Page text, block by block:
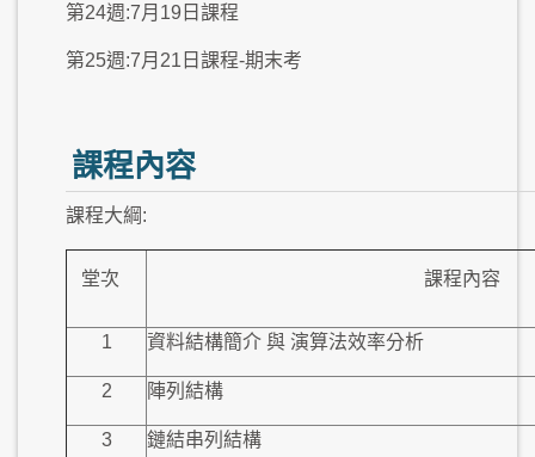
第24週:7月19日課程
第25週:7月21日課程-期末考
課程內容
課程大綱:
堂次 課程內容
1 資料結構簡介 與 演算法效率分析
2 陣列結構
3 鏈結串列結構